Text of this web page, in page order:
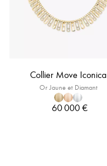
Collier Move Iconica
Or Jaune et Diamant
60 000 €